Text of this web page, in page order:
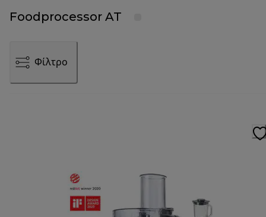
Foodprocessor AT
Φίλτρο